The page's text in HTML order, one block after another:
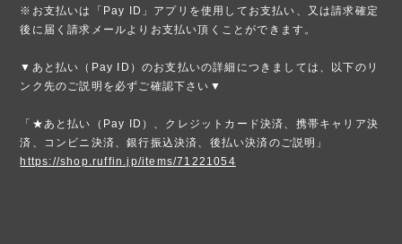
※お支払いは「Pay ID」アプリを使用してお支払い、又は請求確定
後に届く請求メールよりお支払い頂くことができます。
▼あと払い（Pay ID）のお支払いの詳細につきましては、以下のリ
ンク先のご説明を必ずご確認下さい▼
「★あと払い（Pay ID）、クレジットカード決済、携帯キャリア決
済、コンビニ決済、銀行振込決済、後払い決済のご説明」
https://shop.ruffin.jp/items/71221054